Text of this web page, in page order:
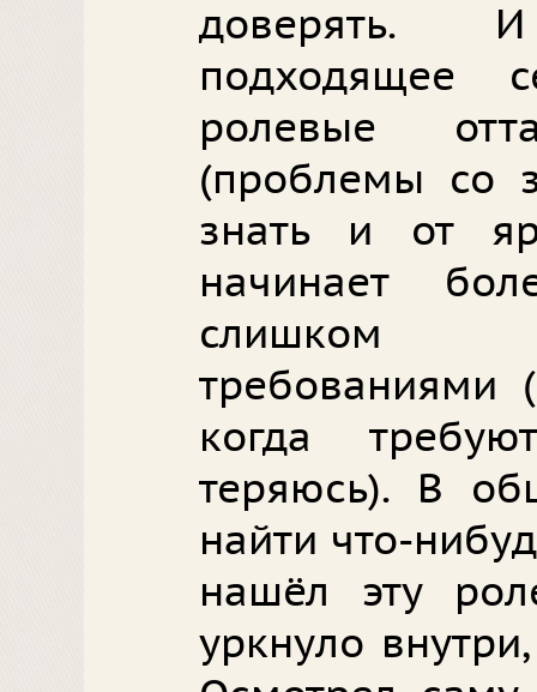
доверять.
подходящее
ролевые
(проблемы со
знать и от
начинает
слишком
требованиями
когда
теряюсь). В
найти что-
нашёл эту
уркнуло